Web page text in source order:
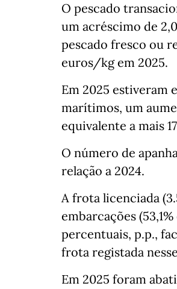
O pescado
um acréscimo de
pescado fresco ou
euros/kg em 2025.
Em 2025 estiveram
marítimos, um
equivalente a mais
O número de
relação a 2024.
A frota licenciada
embarcações
percentuais, p.p.,
frota registada
Em 2025 foram